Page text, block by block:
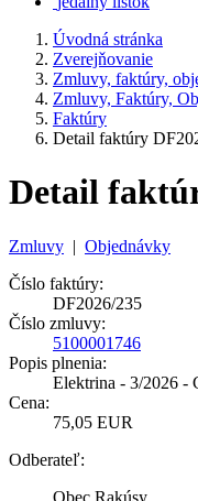
Úvodná stránka
Zverejňovanie
Zmluvy, faktúry,
Zmluvy, Faktúry,
Faktúry
Detail faktúry
Detail
Zmluvy | Objednávky
Číslo faktúry:
DF2026/235
Číslo zmluvy:
5100001746
Popis plnenia:
Elektrina - 3/2026 -
Cena:
75,05 EUR
Odberateľ:
Obec Rakúsy